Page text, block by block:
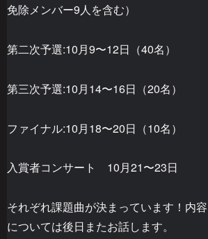
免除メンバー9人を含む）
第二次予選:10月9〜12日（40名）
第三次予選:10月14〜16日（20名）
ファイナル:10月18〜20日（10名）
入賞者コンサート 10月21〜23日
それぞれ課題曲が決まっています！内容
については後日またお話します。